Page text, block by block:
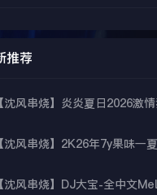
推荐